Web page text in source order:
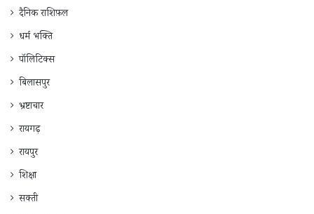
दैनिक राशिफ़ल
धर्म भक्ति
पॉलिटिक्स
बिलासपुर
भ्रष्टाचार
रायगढ़
रायपुर
शिक्षा
सक्ती